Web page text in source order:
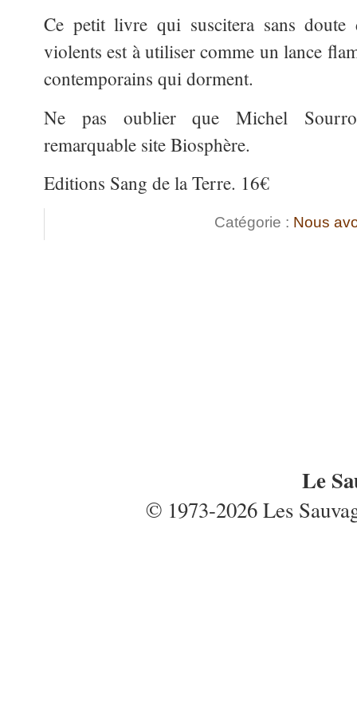
Ce petit livre qui suscitera sans
violents est à utiliser comme un lance
contemporains qui dorment.
Ne pas oublier que Michel
remarquable site Biosphère.
Editions Sang de la Terre. 16€
Catégorie : Nous
Le
© 1973-2026 Les